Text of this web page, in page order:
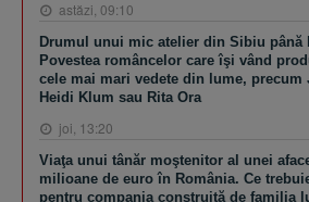
astăzi, 09:10
Drumul unui mic atelier din Sibiu până
Povestea româncelor care îşi vând
cele mai mari vedete din lume, precum
Heidi Klum sau Rita Ora
joi, 13:20
Viaţa unui tânăr moştenitor al unei
milioane de euro în România. Ce
pentru compania construită de familia